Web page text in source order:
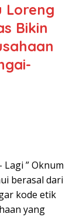
Loreng
Bikin
Lagi ” Oknum
berasal dari
kode etik
yang